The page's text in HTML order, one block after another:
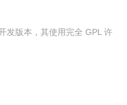
发版本，其使用完全 GPL 许